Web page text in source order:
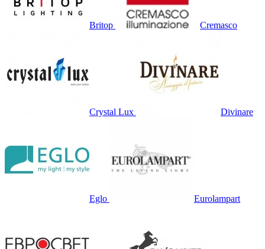
Britop Cremasco
Crystal Lux Divinare
Eglo Eurolampart